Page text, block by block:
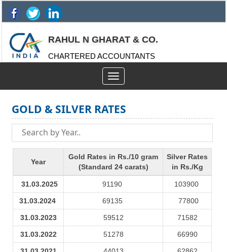
RAHUL N GHARAT & CO.
CHARTERED ACCOUNTANTS
Toggle
navigation
GOLD & SILVER RATES
Year
Gold Rates in Rs./10 gram
(Standard 24 carats)
Silver Rates
in Rs./Kg
31.03.2025 91190 103900
31.03.2024 69135 77800
31.03.2023 59512 71582
31.03.2022 51278 66990